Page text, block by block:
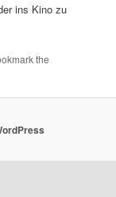
ins Kino zu
the